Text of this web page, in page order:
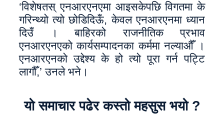
‘विशेषतस् एनआरएनएमा आइसकेपछि विगतमा के
गरिन्थ्यो त्यो छोडिदिऊँ, केवल एनआरएनमा ध्यान
दिउँ । बाहिरको राजनीतिक प्रभाव
एनआरएनएको कार्यसम्पादनका कर्ममा नल्याऔँ ।
एनआरएनको उद्देश्य के हो त्यो पूरा गर्न पट्टि
लागौँ,’ उनले भने।
यो समाचार पढेर कस्तो महसुस भयो ?